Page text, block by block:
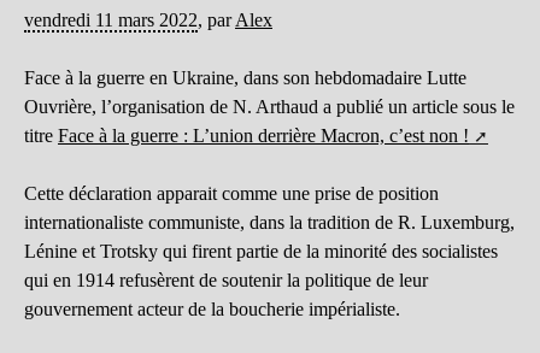
vendredi 11 mars 2022, parAlex
Face à la guerre en Ukraine, dans son hebdomadaire Lutte
Ouvrière, l’organisation de N. Arthaud a publié un article sous le
titre Face à la guerre : L’union derrière Macron, c’est non !
Cette déclaration apparait comme une prise de position
internationaliste communiste, dans la tradition de R. Luxemburg,
Lénine et Trotsky qui firent partie de la minorité des socialistes
qui en 1914 refusèrent de soutenir la politique de leur
gouvernement acteur de la boucherie impérialiste.